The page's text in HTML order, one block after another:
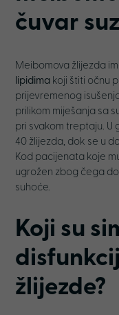
čuvar
Meibomova žlijezda
lipidima koji štiti očnu
prijevremenog
prilikom miješanja sa
pri svakom treptaju. U
40 žlijezda, dok se u
Kod pacijenata koje
ugrožen zbog čega
suhoće.
Koji su
žlijezde?